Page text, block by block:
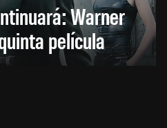
Warner
película